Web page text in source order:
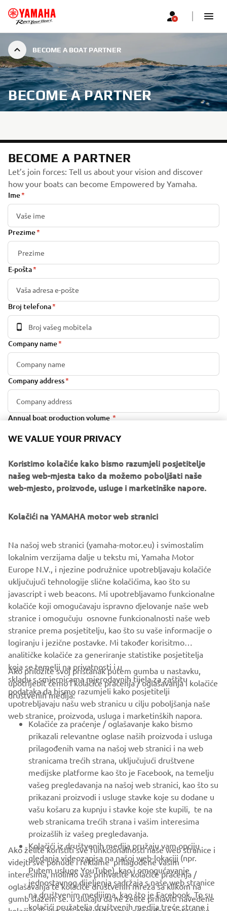
BECOME A BOAT PARTNER
BECOME A PARTNER
BECOME A PARTNER
Let’s join forces: Tell us about your vision and discover
how your boats can become Empowered by Yamaha.
Ime
Prezime
E-pošta
Broj telefona
Company name
Company address
Annual boat production volume
Country of production
Additional information or requests
SIGN UP
CORPORATE
FOR BUSINESS
MORE YAMAHA
SUPPORT
BILTEN
Budite prvi koji će saznati o najnovijim ponudama, posebnim
događajima, novim izdanjima i još mnogo toga
PRETPLATITE SE
WE VALUE YOUR PRIVACY
Koristimo kolačiće kako bismo razumjeli posjetitelje
našeg web-mjesta tako da možemo poboljšati naše
web-mjesto, proizvode, usluge i marketinške napore.
Kolačići na YAMAHA motor web stranici
Na našoj web stranici (yamaha-motor.eu) i svimostalim
lokalnim verzijama dalje u tekstu mi, Yamaha Motor
Europe N.V., i njezine podružnice upotrebljavaju kolačiće
uključujući tehnologije slične kolačićima, kao što su
javascript i web beacons. Mi upotrebljavamo funkcionalne
kolačiće koji omogučavaju ispravno djelovanje naše web
stranice i omogučuju osnovne funkcionalnosti naše web
stranice prema posjetitelju, kao što su vaše informacije o
logiranju i jezične postavke. Mi također korisitmo
analitičke kolačiće za generiranje statistike posjetitelja
koja se temelji na privatnosti i u
skladu s smjernicama mjerodavnih tijela za zaštitu
podataka da bismo razumjeli kako posjetitelji
upotrebljavaju našu web stranicu u cilju poboljšanja naše
web stranice, proizvoda, usluga i marketinških napora.
Ako priložite svoj pristanak putem gumba u nastavku,
upotrijebit ćemo i kolačiće praćenja / oglašavanja i kolačiće
društvenih medija:
Kolačiće za praćenje / oglašavanje kako bismo
prikazali relevantne oglase naših proizvoda i usluga
prilagođenih vama na našoj web stranici i na web
stranicama trećih strana, uključujući društvene
medijske platforme kao što je Facebook, na temelju
vašeg pregledavanja na našoj web stranici, kao što su
prikazani proizvodi i usluge stavke koje su dodane u
vašu košaru za kupnju i stavke koje ste kupili, te na
web stranicama trećih strana i vašim interesima
proizašlih iz vašeg pregledavanja.
Kolačići iz društvenih medija pružaju vam opciju
gledanja videozapisa na našoj web-lokaciji (npr.
Putem usluge YouTube), kao i omogućavanje
jednostavnog dijeljenja sadržaja s naše web stranice
na društvenim medijima, kao što je Facebook. To su
kolačići pružatelja društvenih medija treće strane i
Ako želite koristiti sve funkcionalnosti naše web stranice i
videjti sve ponude i reklame prilagođene vašim
interesima, molimo vas prihvatite kolačiće praćenja /
oglašavanja te kolačiće društvenih mreža sa klikom na
gumb slažem se. u slučaju da ne želite prihaviti navedene